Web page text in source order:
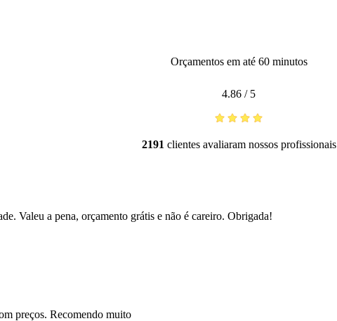
Orçamentos em até 60 minutos
4.86 / 5
2191 clientes avaliaram nossos profissionais
Valeu a pena, orçamento grátis e não é careiro. Obrigada!
preços. Recomendo muito